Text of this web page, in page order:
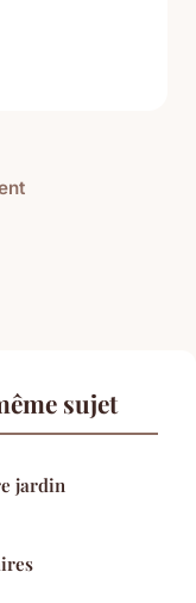
sujet
jardin